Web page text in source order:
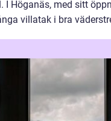
I Höganäs, med sitt
villatak i bra